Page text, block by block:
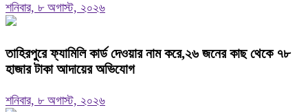
শনিবার, ৮ অগাস্ট, ২০২৬
তাহিরপুরে ফ্যামিলি কার্ড দেওয়ার নাম করে,২৬ জনের কাছ থেকে ৭৮
হাজার টাকা আদায়ের অভিযোগ
শনিবার, ৮ অগাস্ট, ২০২৬